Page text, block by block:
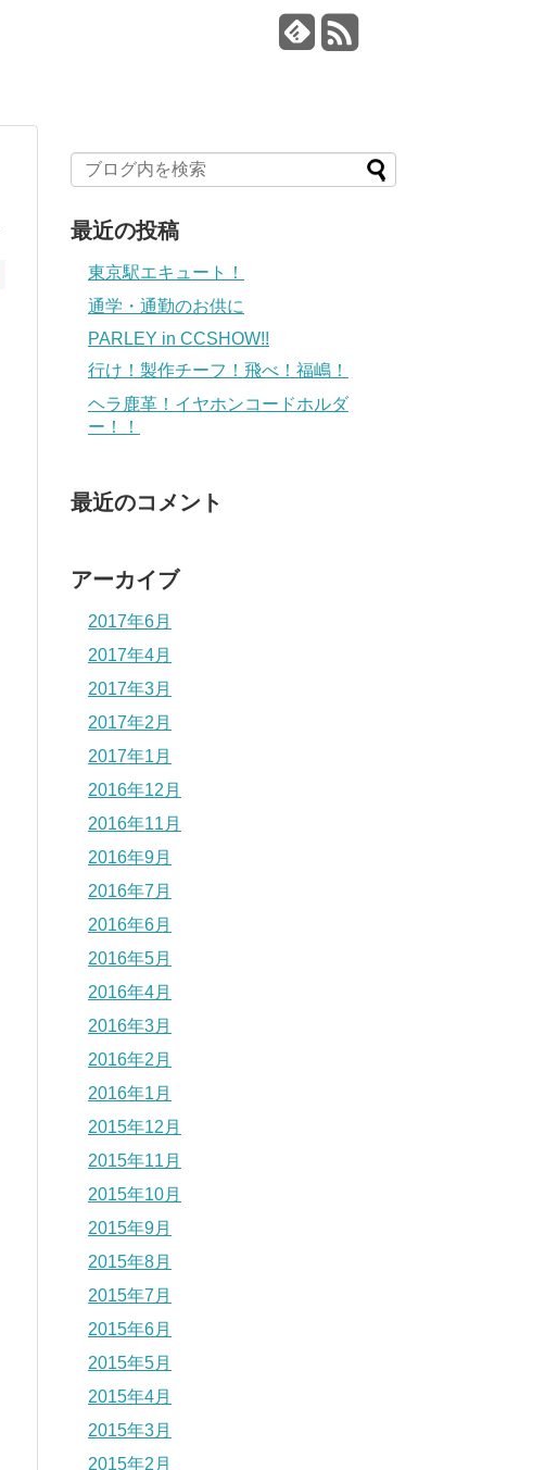
最近の投稿
東京駅エキュート！
通学・通勤のお供に
PARLEY in CCSHOW!!
行け！製作チーフ！飛べ！福嶋！
ヘラ鹿革！イヤホンコードホルダ
ー！！
最近のコメント
アーカイブ
2017年6月
2017年4月
2017年3月
2017年2月
2017年1月
2016年12月
2016年11月
2016年9月
2016年7月
2016年6月
2016年5月
2016年4月
2016年3月
2016年2月
2016年1月
2015年12月
2015年11月
2015年10月
2015年9月
2015年8月
2015年7月
2015年6月
2015年5月
2015年4月
2015年3月
2015年2月